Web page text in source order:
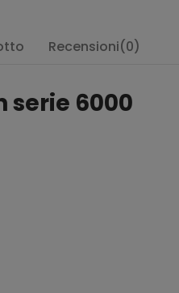
Recensioni(0)
serie 6000